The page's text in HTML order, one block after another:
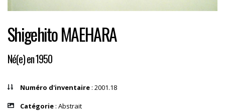
Shigehito MAEHARA
Né(e) en 1950
Numéro d'inventaire : 2001.18
Catégorie : Abstrait